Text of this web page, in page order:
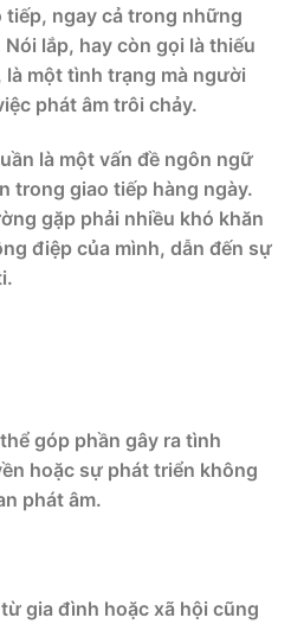
tiếp, ngay cả trong những
lắp, hay còn gọi là thiếu
một tình trạng mà người
phát âm trôi chảy.
là một vấn đề ngôn ngữ
trong giao tiếp hàng ngày.
gặp phải nhiều khó khăn
điệp của mình, dẫn đến sự
góp phần gây ra tình
hoặc sự phát triển không
phát âm.
gia đình hoặc xã hội cũng